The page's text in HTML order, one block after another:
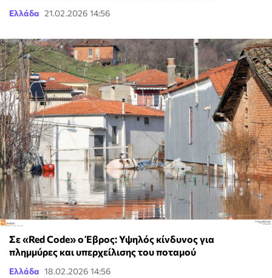
Ελλάδα 21.02.2026 14:56
Σε «Red Code» ο Έβρος: Υψηλός κίνδυνος για
πλημμύρες και υπερχείλισης του ποταμού
Ελλάδα 18.02.2026 14:56